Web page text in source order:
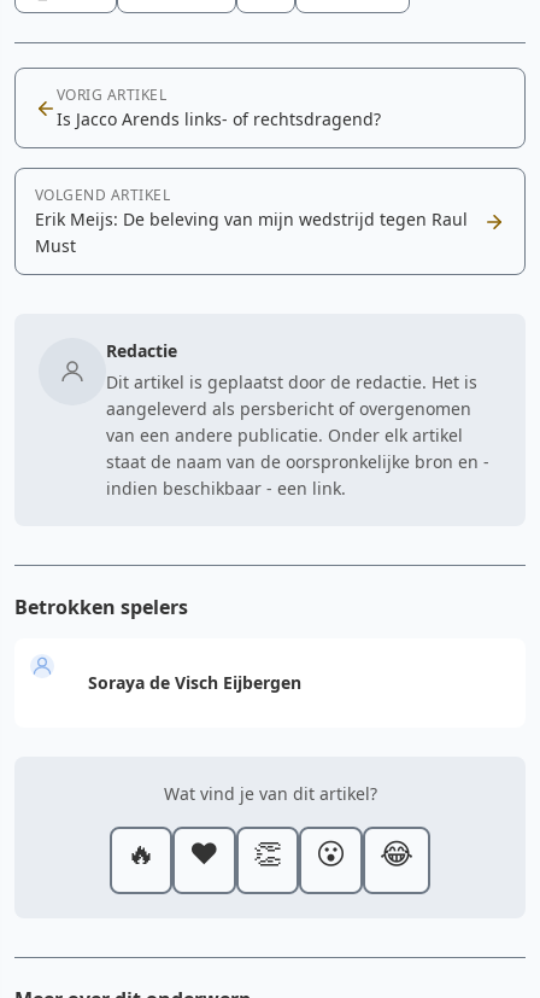
VORIG ARTIKEL
Is Jacco Arends links- of rechtsdragend?
VOLGEND ARTIKEL
Erik Meijs: De beleving van mijn wedstrijd tegen Raul
Must
Redactie
Dit artikel is geplaatst door de redactie. Het is
aangeleverd als persbericht of overgenomen
van een andere publicatie. Onder elk artikel
staat de naam van de oorspronkelijke bron en -
indien beschikbaar - een link.
Betrokken spelers
Soraya de Visch Eijbergen
Wat vind je van dit artikel?
🔥 ❤️ 👏 😮 😂